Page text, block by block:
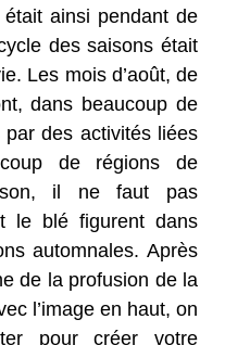
ainsi pendant de
des saisons était
Les mois d’août, de
dans beaucoup de
par des activités liées
de régions de
il ne faut pas
le blé figurent dans
automnales. Après
de la profusion de la
l’image en haut, on
pour créer votre